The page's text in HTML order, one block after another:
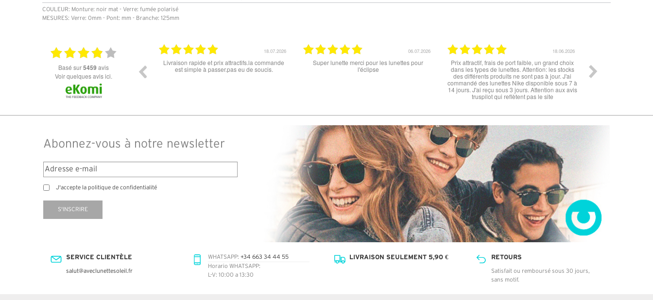
COULEUR: Monture: noir mat - Verre: fumée polarisé
MESURES: Verre: 0mm - Pont: mm - Branche: 125mm
basé sur5459 avis
Voir quelques avis ici.
06.07.2026 18.06.2026
Prix attractif, frais de port faible, un grand choix
dans les types de lunettes. Attention: les stocks
des différents produits ne sont pas à jour. J'ai
commandé des lunettes Nike disponible sous 7 à
14 jours. J'ai reçu sous 3 jours. Attention aux avis
15.06.2026
tout est parfait , que ce soit le produit commandé
12.06.2026
super les lunettes, très cool, merci
Rien à redire si ce n'est la livraison qui est
peu longue à mon goût. Cependant les
sont top !!
Abonnez-vous à notre newsletter
J'accepte la politique de confidentialité
S'INSCRIRE
SERVICE CLIENTÈLE
salut@aveclunettesoleil.fr
WHATSAPP: +34 663 34 44 55
Horario WHATSAPP:
L-V: 10:00 a 13:30
LIVRAISON SEULEMENT 5,90 € RETOURS
Satisfait ou remboursé sous 30 jours,
sans motif.